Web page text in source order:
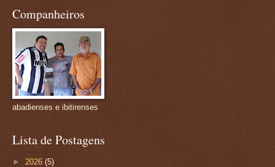
Companheiros
abadienses e ibitirenses
Lista de Postagens
► 2026 (5)